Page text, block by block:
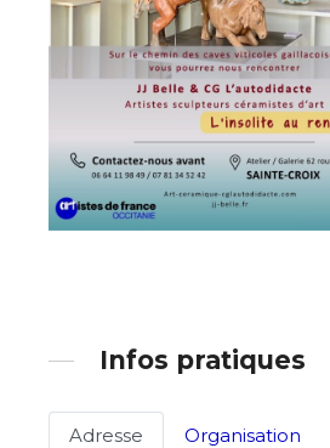
* Champ obligatoire
Infos pratiques
Adresse
Organisation